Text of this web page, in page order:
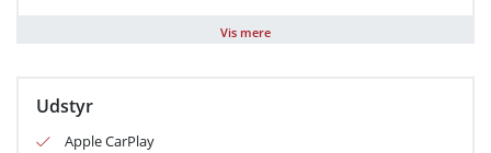
Vis mere
Udstyr
Apple CarPlay